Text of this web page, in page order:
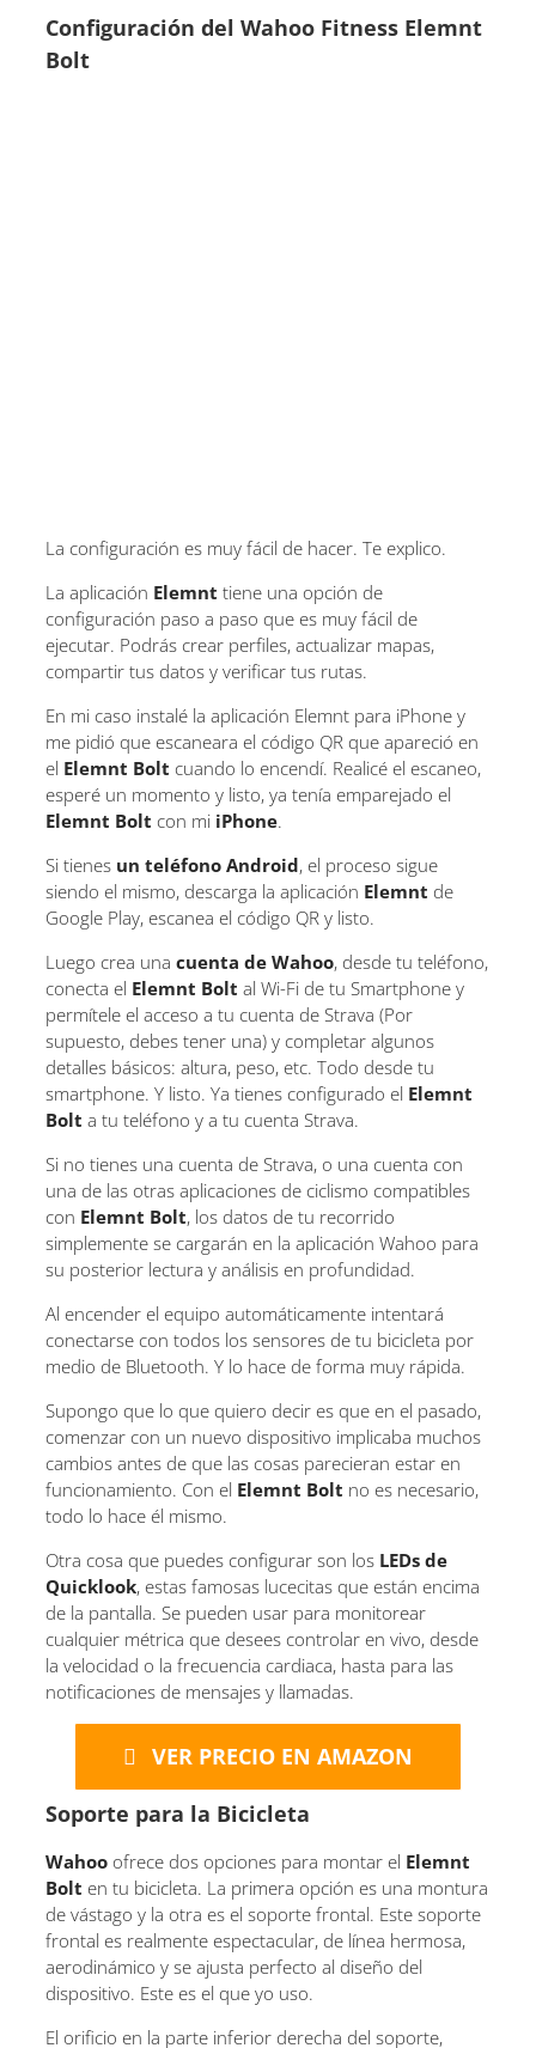
Configuración del Wahoo Fitness Elemnt
Bolt
La configuración es muy fácil de hacer. Te explico.
La aplicación Elemnt tiene una opción de
configuración paso a paso que es muy fácil de
ejecutar. Podrás crear perfiles, actualizar mapas,
compartir tus datos y verificar tus rutas.
En mi caso instalé la aplicación Elemnt para iPhone y
me pidió que escaneara el código QR que apareció en
el Elemnt Bolt cuando lo encendí. Realicé el escaneo,
esperé un momento y listo, ya tenía emparejado el
Elemnt Bolt con mi iPhone.
Si tienes un teléfono Android, el proceso sigue
siendo el mismo, descarga la aplicación Elemnt de
Google Play, escanea el código QR y listo.
Luego crea una cuenta de Wahoo, desde tu teléfono,
conecta el Elemnt Bolt al Wi-Fi de tu Smartphone y
permítele el acceso a tu cuenta de Strava (Por
supuesto, debes tener una) y completar algunos
detalles básicos: altura, peso, etc. Todo desde tu
smartphone. Y listo. Ya tienes configurado el Elemnt
Bolt a tu teléfono y a tu cuenta Strava.
Si no tienes una cuenta de Strava, o una cuenta con
una de las otras aplicaciones de ciclismo compatibles
con Elemnt Bolt, los datos de tu recorrido
simplemente se cargarán en la aplicación Wahoo para
su posterior lectura y análisis en profundidad.
Al encender el equipo automáticamente intentará
conectarse con todos los sensores de tu bicicleta por
medio de Bluetooth. Y lo hace de forma muy rápida.
Supongo que lo que quiero decir es que en el pasado,
comenzar con un nuevo dispositivo implicaba muchos
cambios antes de que las cosas parecieran estar en
funcionamiento. Con el Elemnt Bolt no es necesario,
todo lo hace él mismo.
Otra cosa que puedes configurar son los LEDs de
Quicklook, estas famosas lucecitas que están encima
de la pantalla. Se pueden usar para monitorear
cualquier métrica que desees controlar en vivo, desde
la velocidad o la frecuencia cardiaca, hasta para las
notificaciones de mensajes y llamadas.
VER PRECIO EN AMAZON
Soporte para la Bicicleta
Wahoo ofrece dos opciones para montar el Elemnt
Bolt en tu bicicleta. La primera opción es una montura
de vástago y la otra es el soporte frontal. Este soporte
frontal es realmente espectacular, de línea hermosa,
aerodinámico y se ajusta perfecto al diseño del
dispositivo. Este es el que yo uso.
El orificio en la parte inferior derecha del soporte,